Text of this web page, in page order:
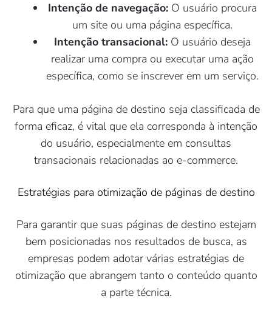
Intenção de navegação: O usuário procura
um site ou uma página específica.
Intenção transacional: O usuário deseja
realizar uma compra ou executar uma ação
específica, como se inscrever em um serviço.
Para que uma página de destino seja classificada de
forma eficaz, é vital que ela corresponda à intenção
do usuário, especialmente em consultas
transacionais relacionadas ao e-commerce.
Estratégias para otimização de páginas de destino
Para garantir que suas páginas de destino estejam
bem posicionadas nos resultados de busca, as
empresas podem adotar várias estratégias de
otimização que abrangem tanto o conteúdo quanto
a parte técnica.